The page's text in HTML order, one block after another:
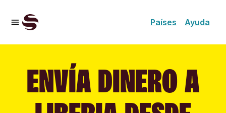
Países Ayuda
ENVÍA DINERO A